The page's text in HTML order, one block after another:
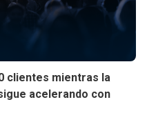
clientes mientras la
acelerando con